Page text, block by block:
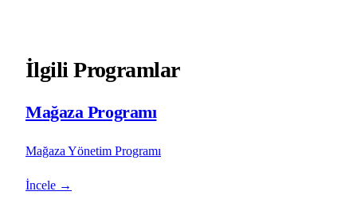
İlgili Programlar
Mağaza Programı
Mağaza Yönetim Programı
İncele →